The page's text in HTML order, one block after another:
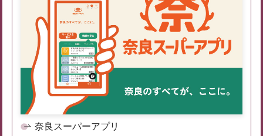
奈良スーパーアプリ